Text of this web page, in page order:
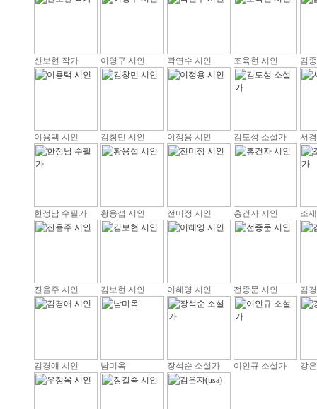
신보현 작가 이영구 시인 곽연수 시인 조육현 시인 김
이용택 시인 김창민 시인 이정용 시인 김도성 소설가 서
한정남 수필가 황용섭 시인 전미정 시인 홍건자 시인 조
진을주 시인 김보현 시인 이혜영 시인 전종문 시인 김
김경애 시인 남미옥 장석순 소설가 이인규 소설가 강